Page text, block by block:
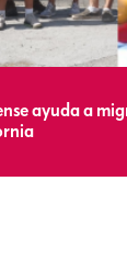
ayuda a